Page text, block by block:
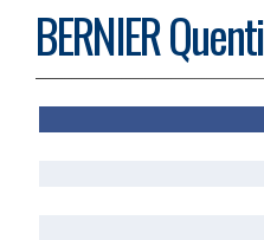
BERNIER